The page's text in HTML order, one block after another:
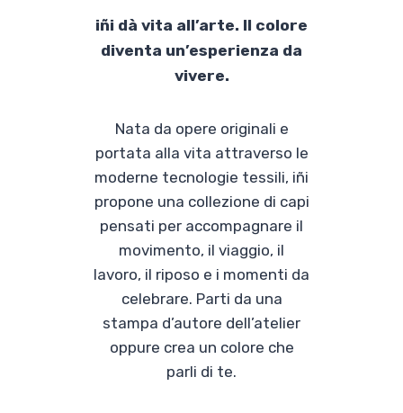
iñi dà vita all’arte. Il colore
diventa un’esperienza da
vivere.
Nata da opere originali e
portata alla vita attraverso le
moderne tecnologie tessili, iñi
propone una collezione di capi
pensati per accompagnare il
movimento, il viaggio, il
lavoro, il riposo e i momenti da
celebrare. Parti da una
stampa d’autore dell’atelier
oppure crea un colore che
parli di te.